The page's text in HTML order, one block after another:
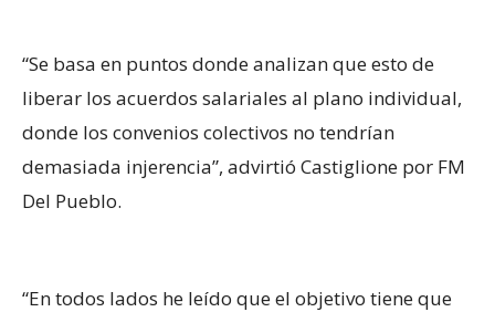
“Se basa en puntos donde analizan que esto de
liberar los acuerdos salariales al plano individual,
donde los convenios colectivos no tendrían
demasiada injerencia”, advirtió Castiglione por FM
Del Pueblo.
“En todos lados he leído que el objetivo tiene que